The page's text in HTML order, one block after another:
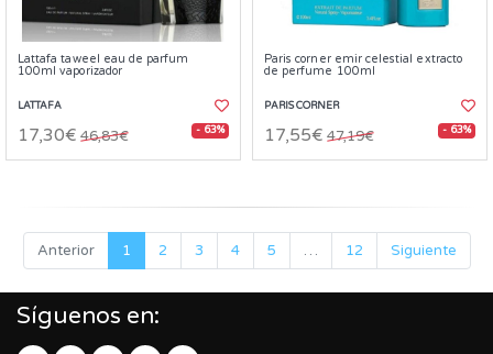
Lattafa taweel eau de parfum
100ml vaporizador
LATTAFA
17,30€ 46,83€ - 63%
Paris corner emir celestial extracto
de perfume 100ml
PARIS CORNER
17,55€ 47,19€ - 63%
Anterior 1 2 3 4 5 … 12 Siguiente
Síguenos en: